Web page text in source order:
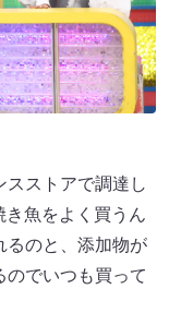
スストアで調達し
き魚をよく買うん
るのと、添加物が
のでいつも買って